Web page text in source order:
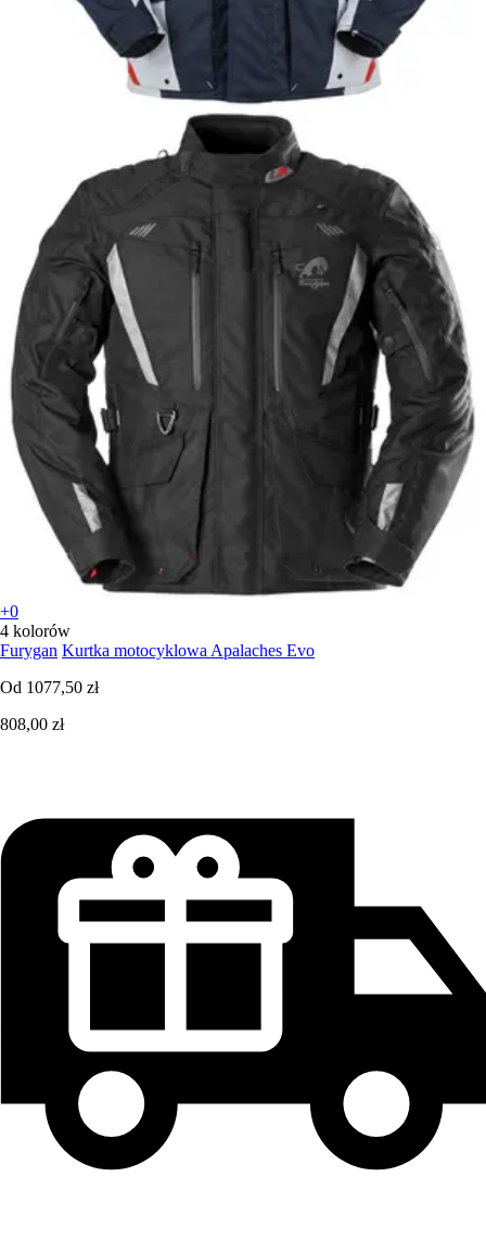
+0
4 kolorów
Furygan Kurtka motocyklowa Apalaches Evo
Od 1077,50 zł
808,00 zł